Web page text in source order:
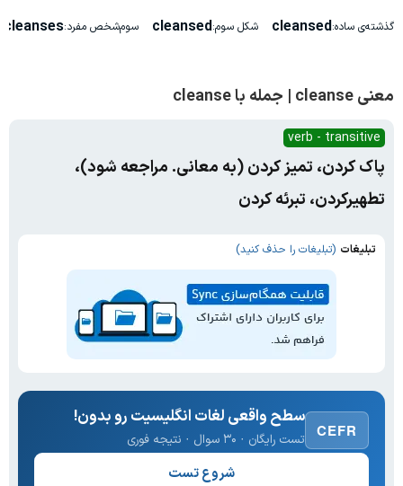
گذشته‌ی ساده:cleansed شکل سوم:cleansed سوم‌شخص مفرد:cleanses
معنی cleanse | جمله با cleanse
verb - transitive
پاک کردن، تمیز کردن (به معانی. مراجعه شود)،
تطهیرکردن، تبرئه کردن
تبلیغات (تبلیغات را حذف کنید)
CEFR
سطح واقعی لغات انگلیسیت رو بدون!
تست رایگان · ۳۰ سوال · نتیجه فوری
شروع تست